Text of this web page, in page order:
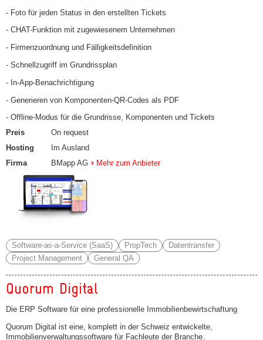
- Foto für jeden Status in den erstellten Tickets
- CHAT-Funktion mit zugewiesenem Unternehmen
- Firmenzuordnung und Fälligkeitsdefinition
- Schnellzugriff im Grundrissplan
- In-App-Benachrichtigung
- Generieren von Komponenten-QR-Codes als PDF
- Offline-Modus für die Grundrisse, Komponenten und Tickets
Preis
On request
Hosting
Im Ausland
Firma
BMapp AG Mehr zum Anbieter
Software-as-a-Service (SaaS) PropTech
Datentransfer
Project Management
General QA
Quorum Digital
Die ERP Software für eine professionelle Immobilienbewirtschaftung
Quorum Digital ist eine, komplett in der Schweiz entwickelte,
Immobilienverwaltungssoftware für Fachleute der Branche.